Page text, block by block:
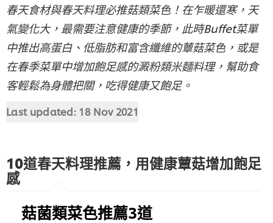
春天食材與春天料理必推菇類菜色！在乍暖還寒，天
氣變化大，最需要注意健康的季節，此時Buffet菜單
中推出高蛋白、低脂肪和富含纖維的蕈菇菜色，或是
在春季菜單中增加飽足感的澱粉類米麵料理，幫助食
客輕鬆為身體把關，吃得健康又飽足。
Last updated: 18 Nov 2021
10道春天料理推薦，用健康蕈菇增加飽足
感
菇菌類菜色推薦3道